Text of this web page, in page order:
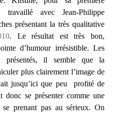
avec Jean-Philippe
présentant la très qualitative
. Le résultat est très bon,
d’humour irrésistible. Les
présentés, il semble que la
plus clairement l’image de
jusqu’ici que peu profité de
donc se présenter comme une
prenant pas au sérieux. On